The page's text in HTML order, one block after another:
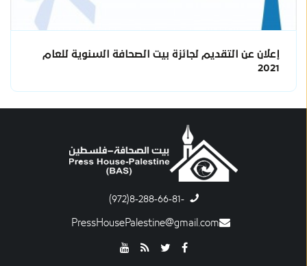
إعلان عن التقديم لجائزة بيت الصحافة السنوية للعام
2021
-8-288-66-81(972)
PressHousePalestine@gmail.com